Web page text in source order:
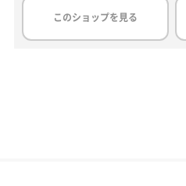
このショップを見る